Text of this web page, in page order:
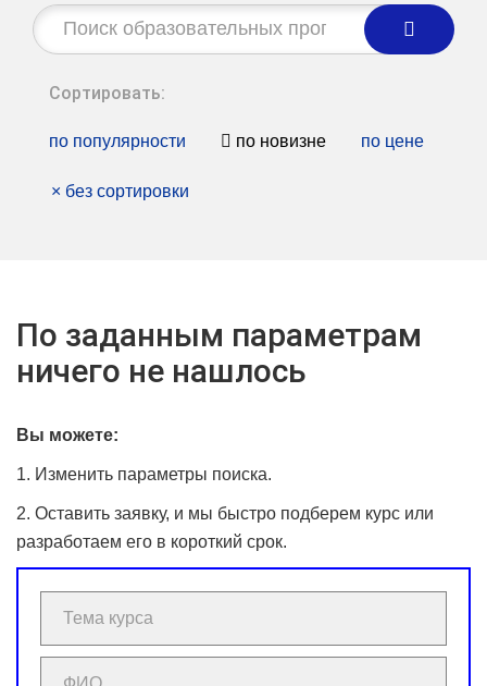
Строка
поиска:
Сортировать:
по популярности по новизне по цене
× без сортировки
По заданным параметрам
ничего не нашлось
Вы можете:
1. Изменить параметры поиска.
2. Оставить заявку, и мы быстро подберем курс или
разработаем его в короткий срок.